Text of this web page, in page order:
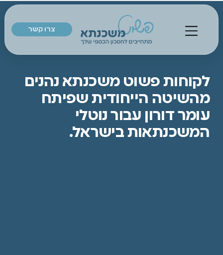
צרו קשר
פשוט משכנתא נהנים
הייחודית שפיתח
דורון עבור נוטלי
בישראל.